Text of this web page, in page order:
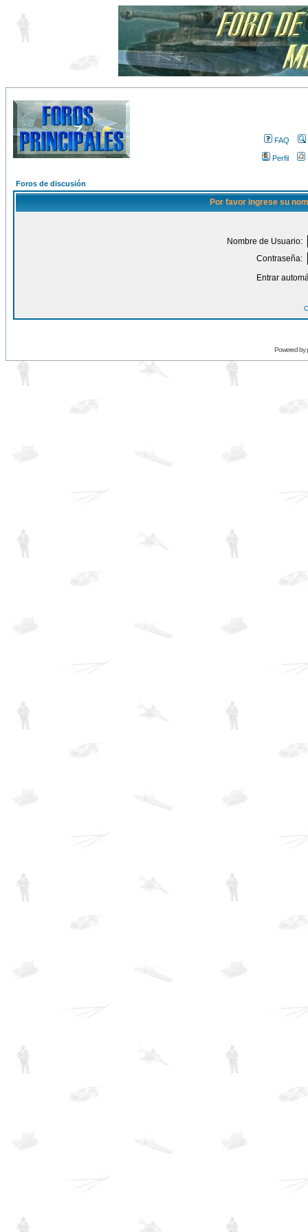
FAQ
Perfil
Foros de discusión
Por favor ingrese su
Nombre de Usuario:
Contraseña:
Entrar
Powered by